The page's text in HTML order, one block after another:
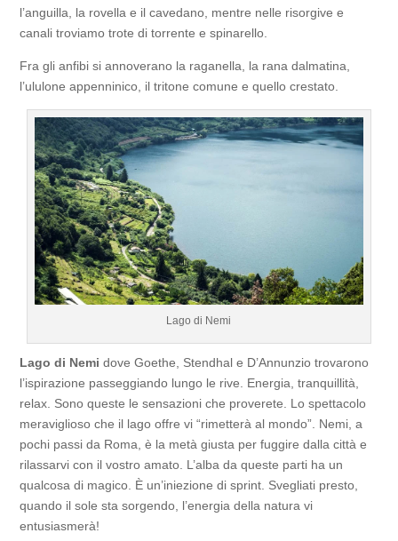
l’anguilla, la rovella e il cavedano, mentre nelle risorgive e
canali troviamo trote di torrente e spinarello.
Fra gli anfibi si annoverano la raganella, la rana dalmatina,
l’ululone appenninico, il tritone comune e quello crestato.
Lago di Nemi
Lago di Nemi dove Goethe, Stendhal e D’Annunzio trovarono
l’ispirazione passeggiando lungo le rive. Energia, tranquillità,
relax. Sono queste le sensazioni che proverete. Lo spettacolo
meraviglioso che il lago offre vi “rimetterà al mondo”. Nemi, a
pochi passi da Roma, è la metà giusta per fuggire dalla città e
rilassarvi con il vostro amato. L’alba da queste parti ha un
qualcosa di magico. È un’iniezione di sprint. Svegliati presto,
quando il sole sta sorgendo, l’energia della natura vi
entusiasmerà!